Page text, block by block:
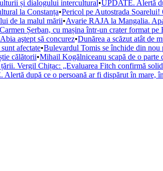
și dialogului intercultural•UPDATE. Alertă
la Constanța•Pericol pe Autostrada Soarelui!
de la malul mării•Avarie RAJA la Mangalia.
Carmen Șerban, cu mașina într-un crater format
aştept să concurez•Dunărea a scăzut atât de
afectate•Bulevardul Tomis se închide din
călătorii•Mihail Kogălniceanu scapă de o
Vergil Chițac: „Evaluarea Fitch confirmă
Alertă după ce o persoană ar fi dispărut în mare,